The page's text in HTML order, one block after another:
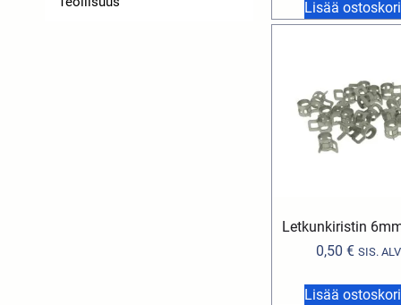
Lisää
Letkunkiristin
0,50 € SIS. ALV
Lisää